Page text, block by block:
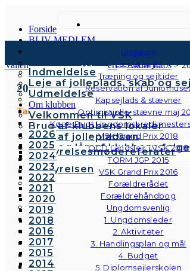
Ungdom
Lær at sejle
Træning og sejltider
Reservation af
Kapsejlads & stævner
Optimistjolle-stævne maj
Køge Bugt
VSK Grand Prix 2018
OCD Landslejr i VSK 2018
TORM JGP 2015
VSK Grand Prix 2016
Forældrerådet
Forældrehåndbog
Ungdomsvenlig
1. Ungdomsleder
2. Aktiviteter
3. Handlingsplan og mål
4. Budget
5. Diplomsejlerskolen
Forside
BLIV MEDLEM
Kontingenter & gebyrer
Indmeldelse
Leje af jolleplads, skab og
Udmeldelse
Om klubben
Velkommen til VSK
Brug af klubbens lokaler
Brug af jollepladsen
Brug og lån af klubbens
Vedtægter
Bestyrelsen
Bestyrelsesmødereferater
2026
2025
2024
2023
2022
2021
2020
2019
2018
2016
2017
2015
2014
Vallensbæk Sejlklub>Galleri>Andre fotos>
2010
Tangoaften